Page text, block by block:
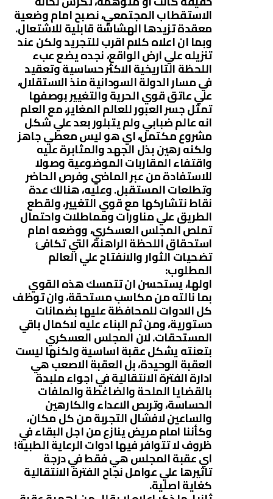
الاستقطاب المجتمعي، نصبح امام وضعية
معقدة تزيدها الهشاشة قابلية للاشتعال.
وبما ان اعلاه كلام اقرب للتجريد ولكن عند
تنزيله علي ارض الواقع، نجده يضع عبء
اللحظة التاريخية الاكثر حساسية وتعقيد
في مسار الدولة السودانية منذ الاستقلال،
علي عاتق قوي الحرية والتغيير بوصفها
تمثل جسر العبور للعالم المغاير، مع العلم
انه عالم ضبابي ولم يتبلور بعد علي شكل
مشروع مكتمل، اي هو ليس معطي جاهز
ولكنه رهين بذل الجهد والمثابرة عليه
واقتفاء المقاربات الموضوعية وصولا
للاستفادة من عبر الماضي وفرص الحاضر
وتطلعات المستقبل. وعليه، هنالك عدة
نقاط نتشاركها مع قوي التغيير، ولقطع
الطريق علي مناورات ومماطلات واحتمال
تملص المجلس العسكري، ووضعه امام
استحقاق اللحظة الراهنة، التي تكافئ
تضحيات الثوار والانفتاح علي العالم
المطلوب:
اولها، يستحسن ان تتمسك هذه القوي
بما نالته من مكاسب مستحقة، وان توظف
كل الادوات للمحافظة عليها بضمانات
دستورية، ومن ثم البناء عليه لاكمال باقي
المستحقات. لان المجلس العسكري
بتعنته يشكل عقبة اساسية ولكنها ليست
العقبة الوحيدة، بل العقبة الاصعب هي
ادارة الفترة الانتقالية في اجواء ملبدة
بالقضايا الملحة والضاغطة والملفات
الحساسة، وتربص الاعداء والكارهين
والساعين لافشال التجربة من كل مكان،
وكأننا امام مريض ينازع من اجل البقاء في
ظروف لا تتوافر فيها ادوات الرعاية الطبية!
اي عقبة المجلس هي فقط في درجة
تاثيرها علي عوامل نجاح الفترة الانتقالية
كغاية اصلية.